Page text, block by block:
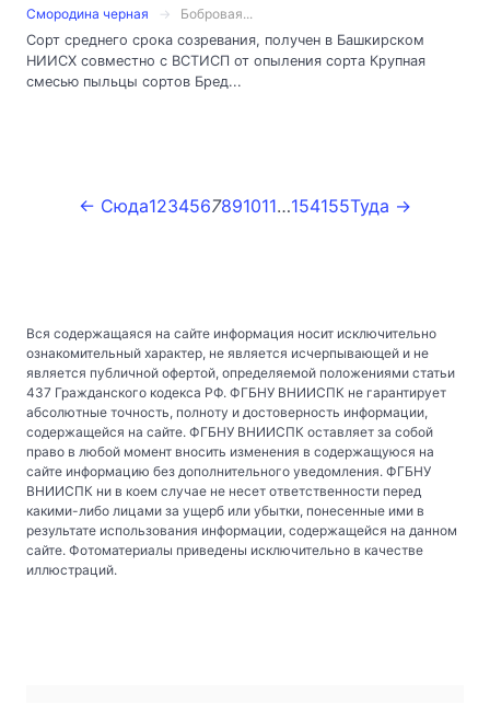
Смородина черная
Бобровая...
Сорт среднего срока созревания, получен в Башкирском
НИИСХ совместно с ВСТИСП от опыления сорта Крупная
смесью пыльцы сортов Бред...
← Сюда1234567891011…154155Туда →
Вся содержащаяся на сайте информация носит исключительно
ознакомительный характер, не является исчерпывающей и не
является публичной офертой, определяемой положениями статьи
437 Гражданского кодекса РФ. ФГБНУ ВНИИСПК не гарантирует
абсолютные точность, полноту и достоверность информации,
содержащейся на сайте. ФГБНУ ВНИИСПК оставляет за собой
право в любой момент вносить изменения в содержащуюся на
сайте информацию без дополнительного уведомления. ФГБНУ
ВНИИСПК ни в коем случае не несет ответственности перед
какими-либо лицами за ущерб или убытки, понесенные ими в
результате использования информации, содержащейся на данном
сайте. Фотоматериалы приведены исключительно в качестве
иллюстраций.